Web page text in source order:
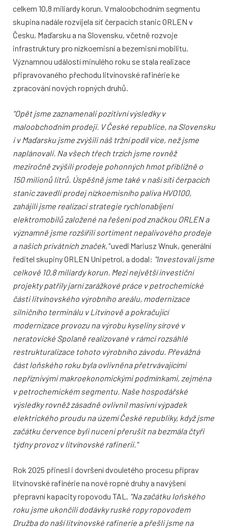
celkem 10,8 miliardy korun. V maloobchodním segmentu
skupina nadále rozvíjela síť čerpacích stanic ORLEN v
Česku, Maďarsku a na Slovensku, včetně rozvoje
infrastruktury pro nízkoemisní a bezemisní mobilitu.
Významnou událostí minulého roku se stala realizace
připravovaného přechodu litvínovské rafinérie ke
zpracování nových ropných druhů.
"Opět jsme zaznamenali pozitivní výsledky v
maloobchodním prodeji. V České republice, na Slovensku
i v Maďarsku jsme zvýšili náš tržní podíl více, než jsme
naplánovali. Na všech třech trzích jsme rovněž
meziročně zvýšili prodeje pohonných hmot přibližně o
150 milionů litrů. Úspěšně jsme také v naší síti čerpacích
stanic zavedli prodej nízkoemisního paliva HVO100,
zahájili jsme realizaci strategie rychlonabíjení
elektromobilů založené na řešení pod značkou ORLEN a
významně jsme rozšířili sortiment nepalivového prodeje
a našich privátních značek,"uvedl Mariusz Wnuk, generální
ředitel skupiny ORLEN Unipetrol, a dodal: "Investovali jsme
celkově 10,8 miliardy korun. Mezi největší investiční
projekty patřily jarní zarážkové práce v petrochemické
části litvínovského výrobního areálu, modernizace
silničního terminálu v Litvínově a pokračující
modernizace provozu na výrobu kyseliny sírové v
neratovické Spolaně realizované v rámci rozsáhlé
restrukturalizace tohoto výrobního závodu. Převážná
část loňského roku byla ovlivněna přetrvávajícími
nepříznivými makroekonomickými podmínkami, zejména
v petrochemickém segmentu. Naše hospodářské
výsledky rovněž zásadně ovlivnil masivní výpadek
elektrického proudu na území České republiky, když jsme
začátku července byli nuceni přerušit na bezmála čtyři
týdny provoz v litvínovské rafinerii."
Rok 2025 přinesl i dovršení dvouletého procesu příprav
litvínovské rafinérie na nové ropné druhy a navýšení
přepravní kapacity ropovodu TAL. "Na začátku loňského
roku jsme ukončili dodávky ruské ropy ropovodem
Družba do naší litvínovské rafinerie a přešli jsme na